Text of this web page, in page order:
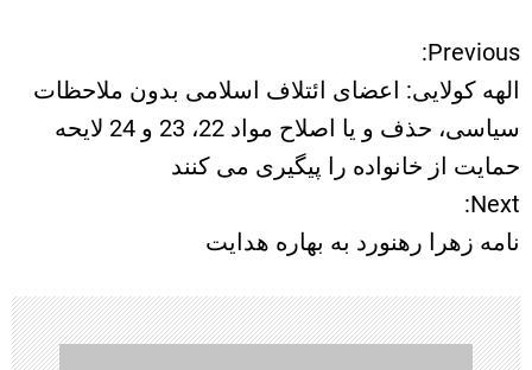
ر
ا
ه
ب
ر
ی
Previous:
الهه کولایی: اعضای ائتلاف اسلامی بدون ملاحظات
سیاسی، حذف و یا اصلاح مواد 22، 23 و 24 لایحه
حمایت از خانواده را پیگیری می کنند
Next:
نامه زهرا رهنورد به بهاره هدایت